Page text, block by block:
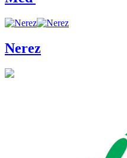
Nerez